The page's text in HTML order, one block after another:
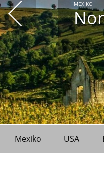
USA WESTEN
Mexiko USA